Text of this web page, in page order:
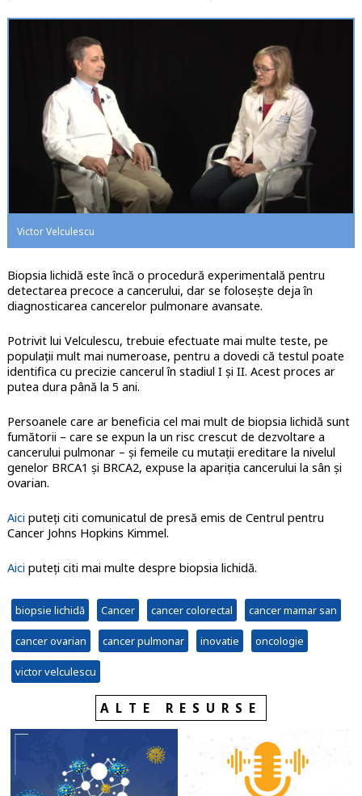
Victor Velculescu
Biopsia lichidă este încă o procedură experimentală pentru
detectarea precoce a cancerului, dar se folosește deja în
diagnosticarea cancerelor pulmonare avansate.
Potrivit lui Velculescu, trebuie efectuate mai multe teste, pe
populații mult mai numeroase, pentru a dovedi că testul poate
identifica cu precizie cancerul în stadiul I și II. Acest proces ar
putea dura până la 5 ani.
Persoanele care ar beneficia cel mai mult de biopsia lichidă sunt
fumătorii – care se expun la un risc crescut de dezvoltare a
cancerului pulmonar – și femeile cu mutații ereditare la nivelul
genelor BRCA1 și BRCA2, expuse la apariția cancerului la sân și
ovarian.
Aici puteți citi comunicatul de presă emis de Centrul pentru
Cancer Johns Hopkins Kimmel.
Aici puteți citi mai multe despre biopsia lichidă.
biopsie lichidă Cancer cancer colorectal cancer mamar san
cancer ovarian cancer pulmonar inovatie oncologie
victor velculescu
ALTE RESURSE